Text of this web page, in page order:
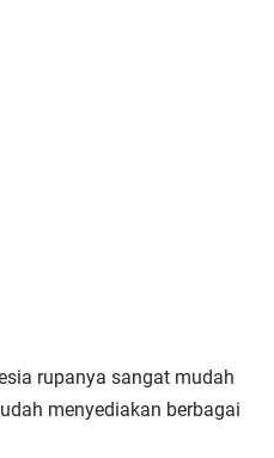
rupanya sangat mudah
menyediakan berbagai